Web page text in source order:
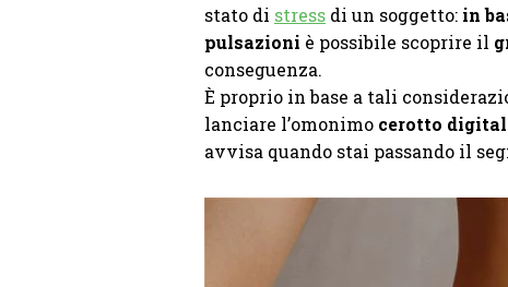
stato di stress di un soggetto: in
pulsazioni è possibile scoprire il
conseguenza.
È proprio in base a tali
lanciare l’omonimo cerotto
avvisa quando stai passando il